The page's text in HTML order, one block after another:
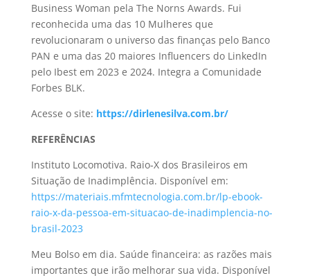
Business Woman pela The Norns Awards. Fui
reconhecida uma das 10 Mulheres que
revolucionaram o universo das finanças pelo Banco
PAN e uma das 20 maiores Influencers do LinkedIn
pelo Ibest em 2023 e 2024. Integra a Comunidade
Forbes BLK.
Acesse o site: https://dirlenesilva.com.br/
REFERÊNCIAS
Instituto Locomotiva. Raio‑X dos Brasileiros em
Situação de Inadimplência. Disponível em:
https://materiais.mfmtecnologia.com.br/lp-ebook-
raio-x-da-pessoa-em-situacao-de-inadimplencia-no-
brasil-2023
Meu Bolso em dia. Saúde financeira: as razões mais
importantes que irão melhorar sua vida. Disponível